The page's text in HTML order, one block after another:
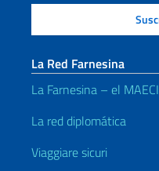
La Red Farnesina
La Farnesina – el MAECI
La red diplomática
Viaggiare sicuri